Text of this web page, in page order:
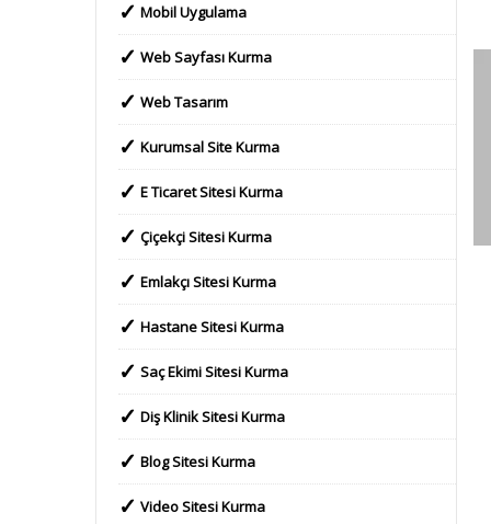
Mobil Uygulama
Web Sayfası Kurma
Web Tasarım
Kurumsal Site Kurma
E Ticaret Sitesi Kurma
Çiçekçi Sitesi Kurma
Emlakçı Sitesi Kurma
Hastane Sitesi Kurma
Saç Ekimi Sitesi Kurma
Diş Klinik Sitesi Kurma
Blog Sitesi Kurma
Video Sitesi Kurma
Enes İrfan Ordulu
Kurumsal İnşaat Şirketimiz için 15 gün içinde harika
yaptığınız bu güzel iş için Beylikdüzündeki
inşaatımızdan dijital pazarlama ekibinizin
yardımıyla birçok dairemizi sattık. Yeni projemiz için